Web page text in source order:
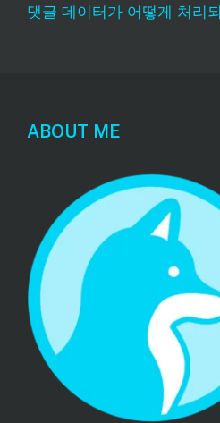
댓글 데이터가 어떻게 처리
ABOUT ME